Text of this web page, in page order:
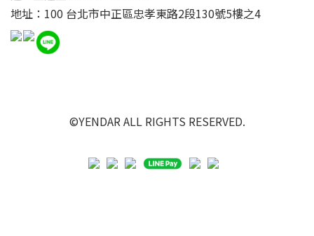
地址：100 台北市中正區忠孝東路2段130號5樓之4
©YENDAR ALL RIGHTS RESERVED.